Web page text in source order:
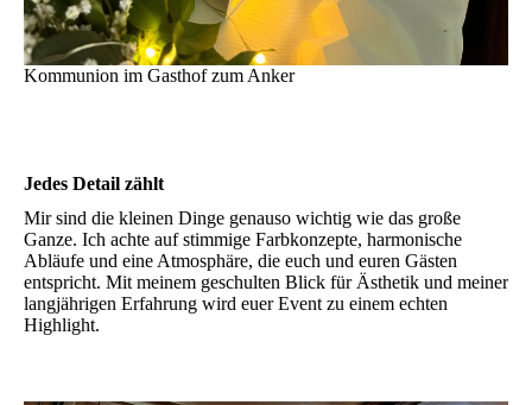
Kommunion im Gasthof zum Anker
Jedes Detail zählt
Mir sind die kleinen Dinge genauso wichtig wie das große
Ganze. Ich achte auf stimmige Farbkonzepte, harmonische
Abläufe und eine Atmosphäre, die euch und euren Gästen
entspricht. Mit meinem geschulten Blick für Ästhetik und meiner
langjährigen Erfahrung wird euer Event zu einem echten
Highlight.